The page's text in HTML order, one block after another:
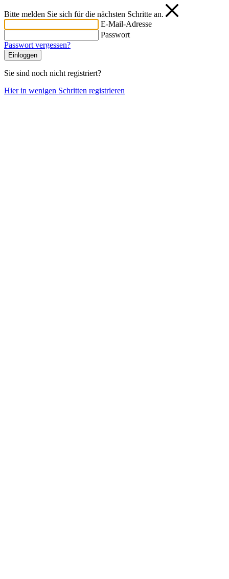
Bitte melden Sie sich für die nächsten Schritte an.
E-Mail-Adresse
Passwort
Passwort vergessen?
Einloggen
Sie sind noch nicht registriert?
Hier in wenigen Schritten registrieren